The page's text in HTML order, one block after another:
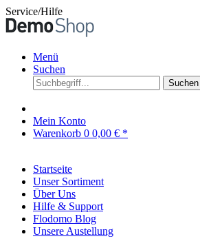
Service/Hilfe
Menü
Suchen
Suchen
Mein Konto
Warenkorb 0 0,00 € *
Startseite
Unser Sortiment
Über Uns
Hilfe & Support
Flodomo Blog
Unsere Austellung